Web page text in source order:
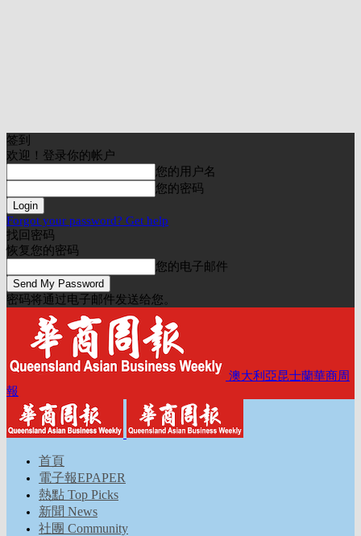
签到
欢迎！登录你的帐户
您的用户名
您的密码
Forgot your password? Get help
找回密码
恢复您的密码
您的电子邮件
密码将通过电子邮件发送给您。
澳大利亞昆士蘭華商周
報
首頁
電子報EPAPER
熱點 Top Picks
新聞 News
社團 Community